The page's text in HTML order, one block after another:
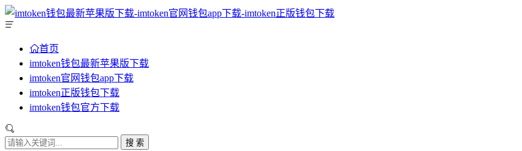
首页
imtoken钱包最新苹果版下载
imtoken官网钱包app下载
imtoken正版钱包下载
imtoken钱包官方下载
搜 索